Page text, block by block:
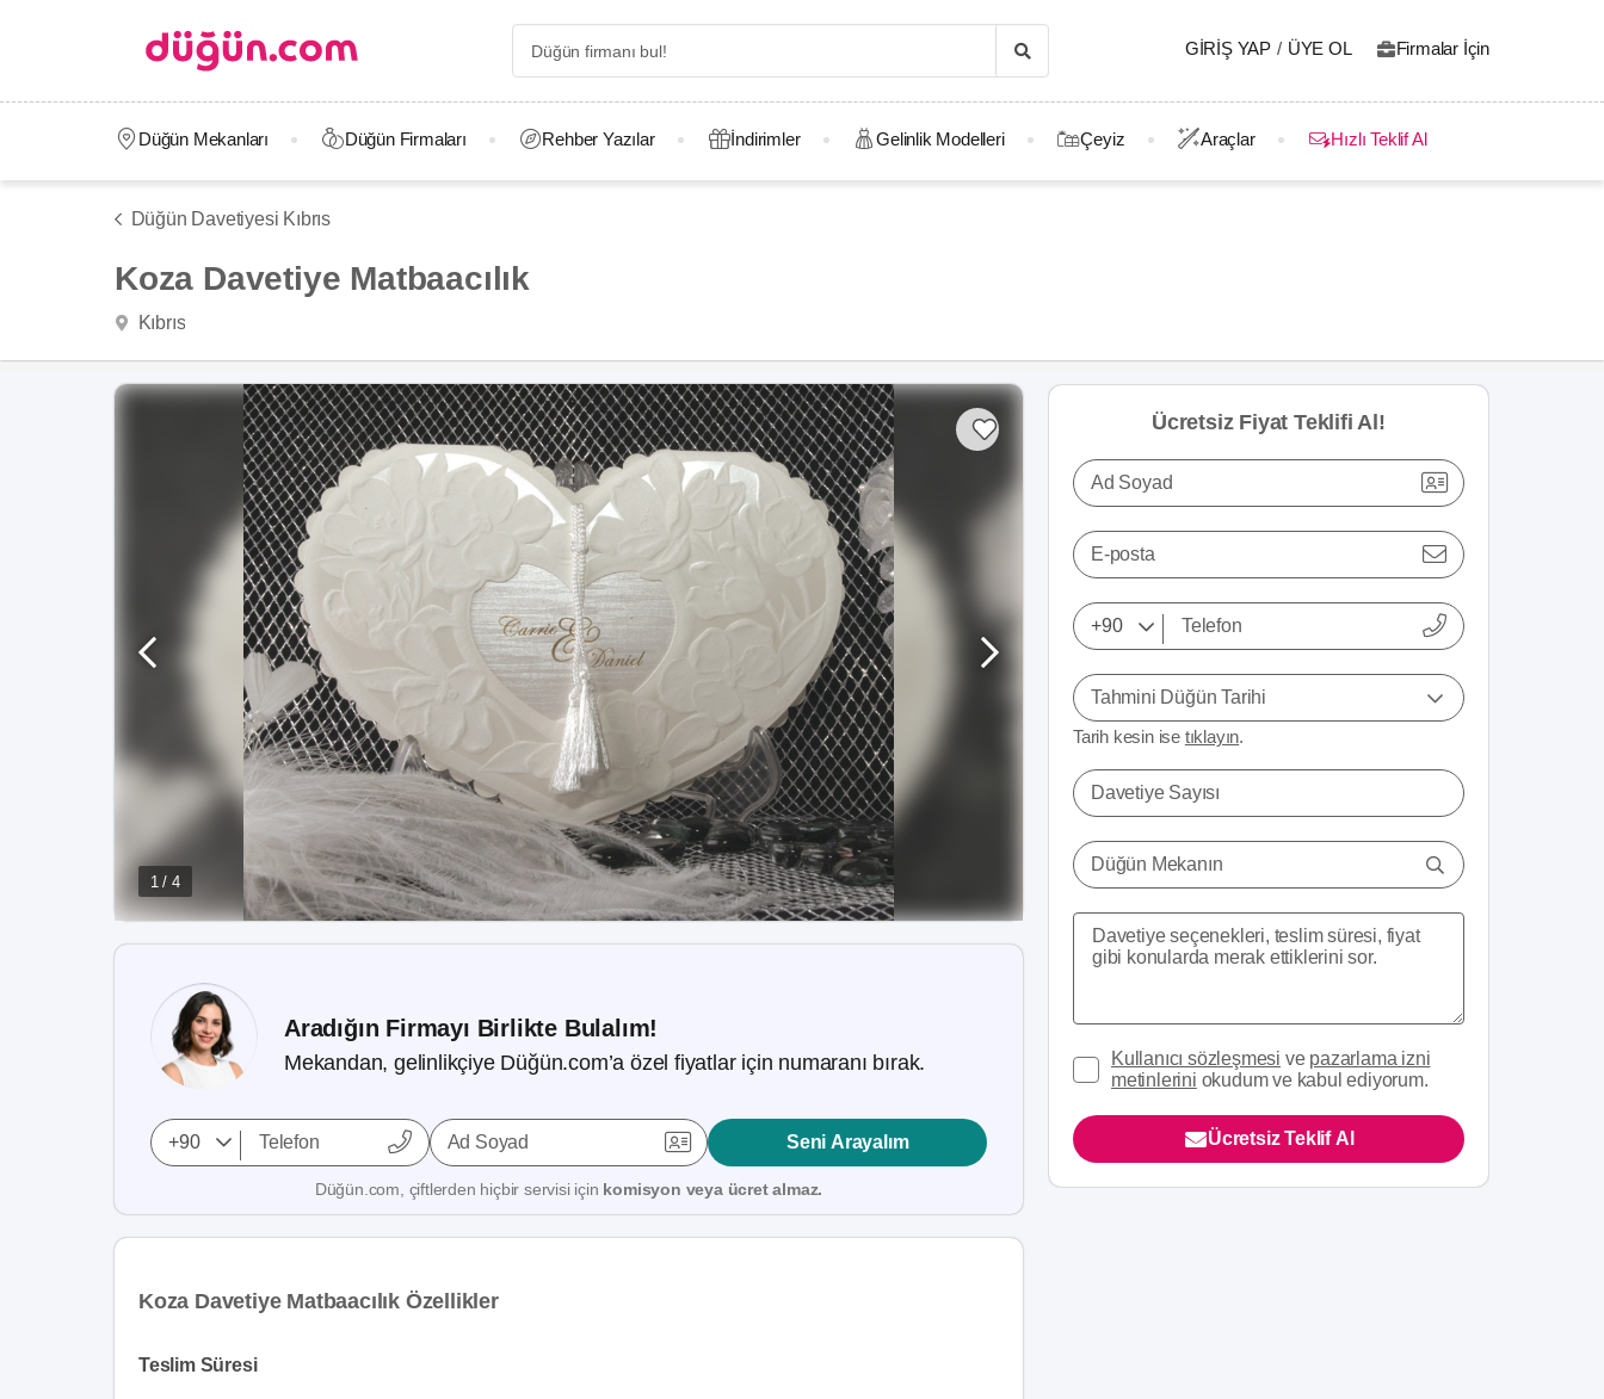
GIRIŞ YAP / ÜYE OL Firmalar İçin
Düğün Mekanları Düğün Firmaları Rehber Yazılar İndirimler Gelinlik Modelleri Çeyiz Araçlar Hızlı Teklif Al
Düğün Davetiyesi Kıbrıs
Koza Davetiye Matbaacılık
Kıbrıs
1 / 4
Aradığın Firmayı Birlikte Bulalım!
Mekandan, gelinlikçiye Düğün.com’a özel fiyatlar için numaranı bırak.
Ad Soyad Seni Arayalım
Düğün.com, çiftlerden hiçbir servisi için komisyon veya ücret almaz.
Koza Davetiye Matbaacılık Özellikler
Teslim Süresi
Ücretsiz Fiyat Teklifi Al!
Ad Soyad
E-posta
Tahmini Düğün Tarihi
Tarih kesin ise tıklayın.
Davetiye Sayısı
Düğün Mekanın
Kullanıcı sözleşmesi ve pazarlama izni
metinlerini okudum ve kabul ediyorum.
Ücretsiz Teklif Al